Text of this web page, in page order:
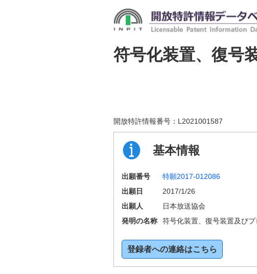
符号化装置、復号
開放特許情報番号： L2021001587
基本情報
出願番号 特願2017-012086
出願日
2017/1/26
出願人
日本放送協会
発明の名称
符号化装置、復号装置及びプ
登録者への連絡はこちら